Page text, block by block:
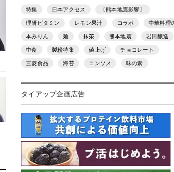
特集 日本アクセス 〔熊本地震影響〕
理研ビタミン レモン果汁 コラボ 中華料理
本みりん 麺 抹茶 熊本地震 岩田醸造
中食 製粉特集 値上げ チョコレート
三菱食品 海苔 コンソメ 味の素
タイアップ企画広告